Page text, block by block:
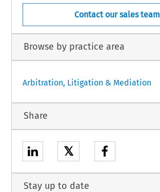
Contact our sales team
Browse by practice area
Arbitration, Litigation & Mediation
Share
𝕏
Stay up to date